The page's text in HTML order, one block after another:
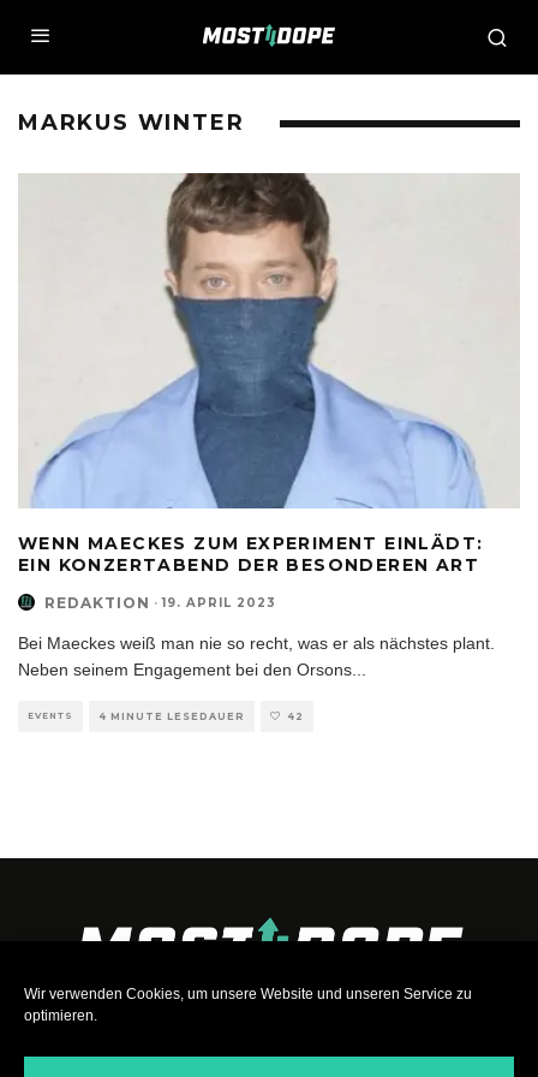
Wir verwenden Cookies, um unsere Website und unseren Service zu
optimieren.
MARKUS WINTER
WENN MAECKES ZUM EXPERIMENT EINLÄDT:
EIN KONZERTABEND DER BESONDEREN ART
REDAKTION · 19. APRIL 2023
Bei Maeckes weiß man nie so recht, was er als nächstes plant.
Neben seinem Engagement bei den Orsons
EVENTS 4 MINUTE LESEDAUER 42